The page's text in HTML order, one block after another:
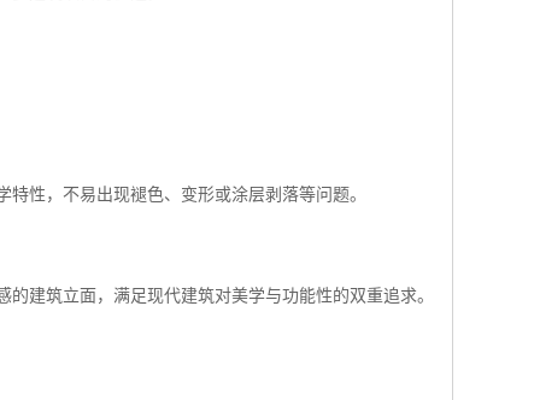
性，不易出现褪色、变形或涂层剥落等问题。
建筑立面，满足现代建筑对美学与功能性的双重追求。